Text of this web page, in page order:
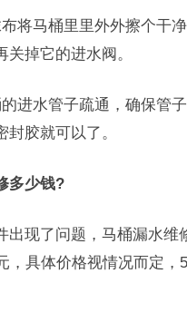
将马桶里里外外擦个干
掉它的进水阀。
进水管子疏通，确保管子
胶就可以了。
多少钱?
出现了问题，马桶漏水维
，具体价格视情况而定，